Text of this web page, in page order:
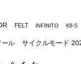
FELT INFINITO K8-S
ール サイクルモード